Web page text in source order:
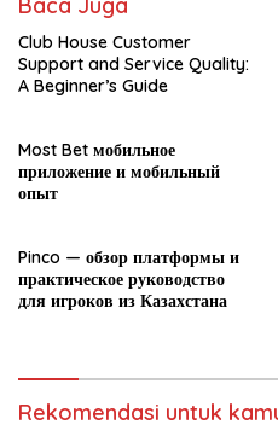
Club House Customer
Support and Service Quality:
A Beginner’s Guide
Most Bet мобильное
приложение и мобильный
опыт
Pinco — обзор платформы и
практическое руководство
для игроков из Казахстана
Rekomendasi untuk